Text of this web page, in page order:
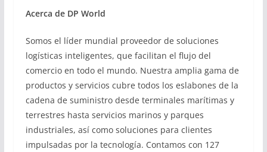
Acerca de DP World
Somos el líder mundial proveedor de soluciones
logísticas inteligentes, que facilitan el flujo del
comercio en todo el mundo. Nuestra amplia gama de
productos y servicios cubre todos los eslabones de la
cadena de suministro desde terminales marítimas y
terrestres hasta servicios marinos y parques
industriales, así como soluciones para clientes
impulsadas por la tecnología. Contamos con 127